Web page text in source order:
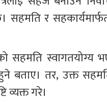
सहमति र
स्वागतयोग्य
तर, उक्त
व्यक्त गरे।